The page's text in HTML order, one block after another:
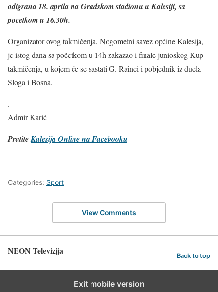
odigrana 18. aprila na Gradskom stadionu u Kalesiji, sa
početkom u 16.30h.
Organizator ovog takmičenja, Nogometni savez općine Kalesija,
je istog dana sa početkom u 14h zakazao i finale junioskog Kup
takmičenja, u kojem će se sastati G. Rainci i pobjednik iz duela
Sloga i Bosna.
.
Admir Karić
PratiteKalesija Online na Facebooku
Categories: Sport
View Comments
NEON Televizija Back to top
Exit mobile version